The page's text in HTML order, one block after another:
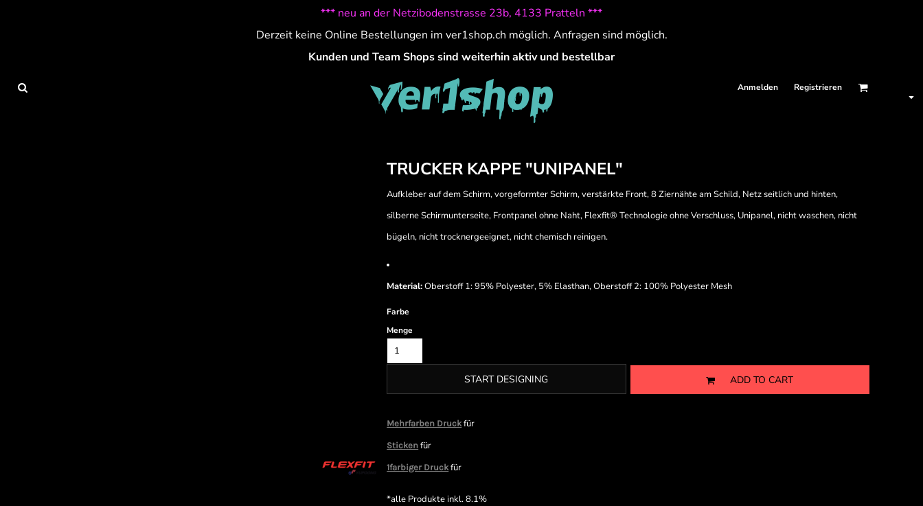
*** neu an der Netzibodenstrasse 23b, 4133 Pratteln ***
Derzeit keine Online Bestellungen im ver1shop.ch möglich. Anfragen sind möglich.
Kunden und Team Shops sind weiterhin aktiv und bestellbar
Anmelden Registrieren
TRUCKER KAPPE "UNIPANEL"
Aufkleber auf dem Schirm, vorgeformter Schirm, verstärkte Front, 8 Ziernähte am Schild, Netz seitlich und hinten,
silberne Schirmunterseite, Frontpanel ohne Naht, Flexfit® Technologie ohne Verschluss, Unipanel, nicht waschen, nicht
bügeln, nicht trocknergeeignet, nicht chemisch reinigen.
Material:Oberstoff 1: 95% Polyester, 5% Elasthan, Oberstoff 2: 100% Polyester Mesh
Farbe
Menge
START DESIGNING ADD TO CART
Mehrfarben Druckfür
Sticken für
1farbiger Druckfür
*alle Produkte inkl. 8.1%
Currency: